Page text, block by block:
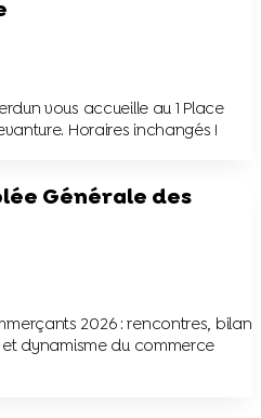
vous accueille au 1 Place
Horaires inchangés !
Générale des
2026 : rencontres, bilan
et dynamisme du commerce